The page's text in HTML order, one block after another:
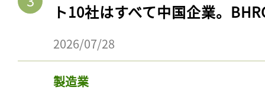
ト10社はすべて中国企業。
2026/07/28
製造業